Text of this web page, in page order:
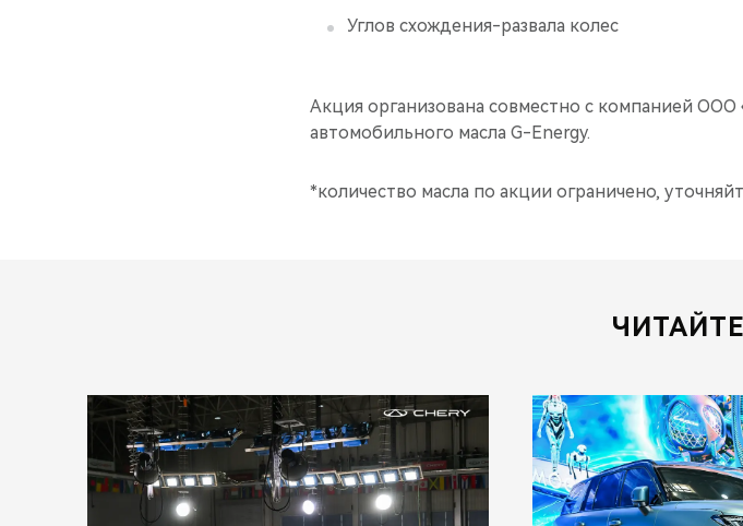
Углов схождения-развала колес
Акция организована совместно с компанией
автомобильного масла G-Energy.
*количество масла по акции ограничено,